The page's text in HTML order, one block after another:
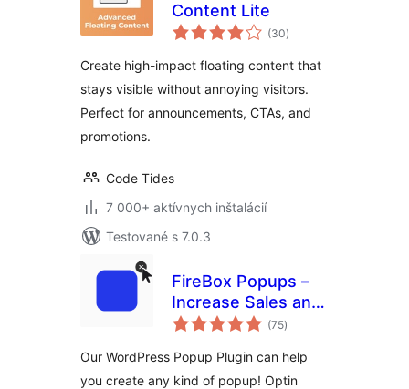
Content Lite
(30celkové
hodnotenie
)
Create high-impact floating content that
stays visible without annoying visitors.
Perfect for announcements, CTAs, and
promotions.
Code Tides
7 000+ aktívnych inštalácií
Testované s 7.0.3
FireBox Popups –
Increase Sales and
Grow Your Email
(75celkové
hodnotenie
)
Our WordPress Popup Plugin can help
you create any kind of popup! Optin